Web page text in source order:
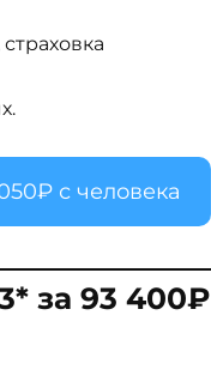
с человека
за 93 400₽